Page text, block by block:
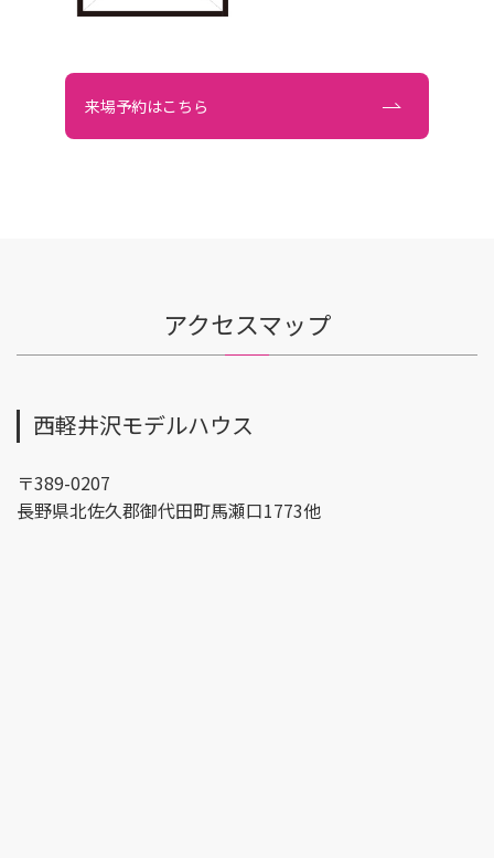
来場予約はこちら
アクセスマップ
西軽井沢モデルハウス
〒389-0207
長野県北佐久郡御代田町馬瀬口1773他